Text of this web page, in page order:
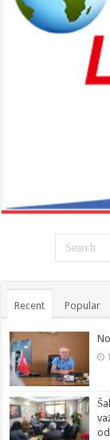
Recent Popular